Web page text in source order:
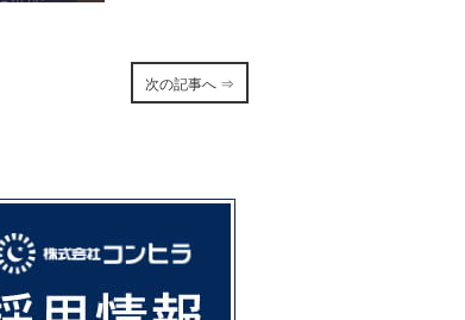
次の記事へ ⇒